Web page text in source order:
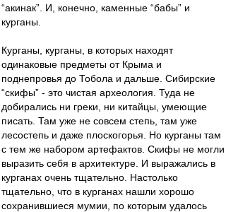
“акинак”. И, конечно, каменные “бабы” и
курганы.
Курганы, курганы, в которых находят
одинаковые предметы от Крыма и
поднепровья до Тобола и дальше. Сибирские
“скифы” - это чистая археология. Туда не
добирались ни греки, ни китайцы, умеющие
писать. Там уже не совсем степь, там уже
лесостепь и даже плоскогорья. Но курганы там
с тем же набором артефактов. Скифы не могли
выразить себя в архитектуре. И выражались в
курганах очень тщательно. Настолько
тщательно, что в курганах нашли хорошо
сохранившиеся мумии, по которым удалось